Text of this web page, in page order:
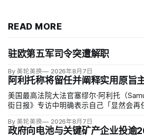
READ MORE
驻欧第五军司令突遭解职
By 美轮美换 2026年8月7日
阿利托称将留任并阐释实用原旨
美国最高法院大法官塞缪尔·阿利托（
街日报》专访中明确表示自己「显然会再
者的呼声。76岁的阿利托称这类催退提醒
含法官可以互换的误解。
By 美轮美换 2026年8月7日
政府向电池与关键矿产企业投逾